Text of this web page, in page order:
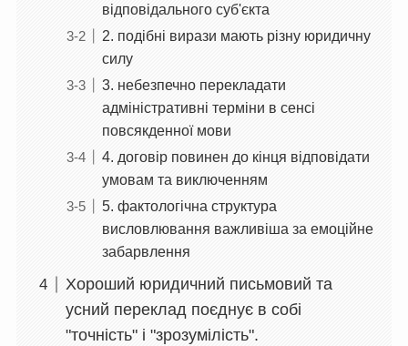
відповідального суб'єкта
2. подібні вирази мають різну юридичну
силу
3. небезпечно перекладати
адміністративні терміни в сенсі
повсякденної мови
4. договір повинен до кінця відповідати
умовам та виключенням
5. фактологічна структура
висловлювання важливіша за емоційне
забарвлення
Хороший юридичний письмовий та
усний переклад поєднує в собі
"точність" і "зрозумілість".